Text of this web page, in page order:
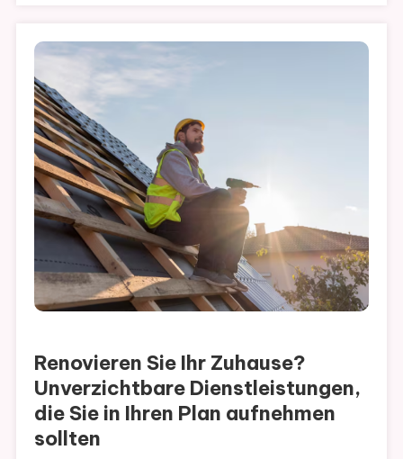
Renovieren Sie Ihr Zuhause?
Unverzichtbare Dienstleistungen,
die Sie in Ihren Plan aufnehmen
sollten